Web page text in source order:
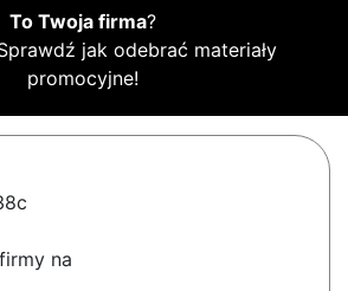
To Twoja firma?
jak odebrać materiały
promocyjne!
na